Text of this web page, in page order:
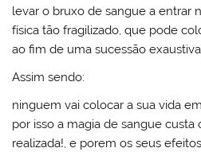
levar o bruxo de sangue a entrar
física tão fragilizado, que pode
ao fim de uma sucessão
Assim sendo:
ninguem vai colocar a sua vida
por isso a magia de sangue
realizada!, e porem os seus